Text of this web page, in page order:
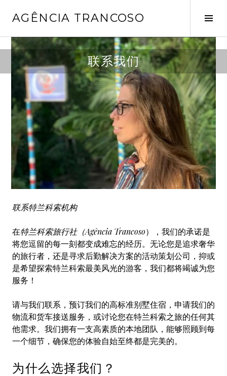
para
conteúdo
AGÊNCIA TRANCOSO
联系我们
联系特兰科索机构
在特兰科索旅行社（Agência Trancoso），我们的承诺是
将您逗留的每一刻都变成难忘的经历。无论您是追求奢华
的旅行者，还是寻求后勤解决方案的活动策划公司，抑或
是希望探索特兰科索最美风光的游客，我们都将竭诚为您
服务！
请与我们联系，预订我们的高标准别墅住宿，申请我们的
物流和货车接送服务，或讨论您在特兰科索之旅的任何其
他需求。我们拥有一支高素质的本地团队，能够照顾到每
一个细节，确保您的体验自始至终都是完美的。
为什么选择我们？